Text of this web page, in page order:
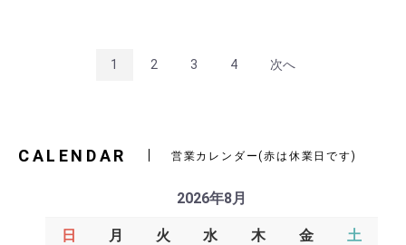
1 2 3 4 次へ
CALENDAR 営業カレンダー(赤は休業日です)
2026年8月
日 月 火 水 木 金 土